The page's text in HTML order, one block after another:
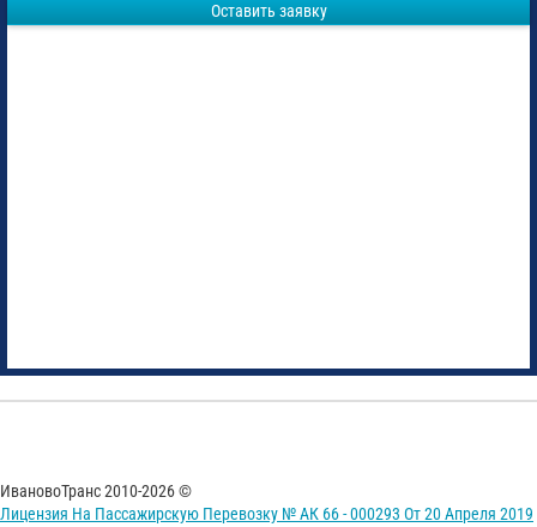
Оставить заявку
ИвановоТранс 2010-2026 ©
Лицензия На Пассажирскую Перевозку № АК 66 - 000293 От 20 Апреля 2019